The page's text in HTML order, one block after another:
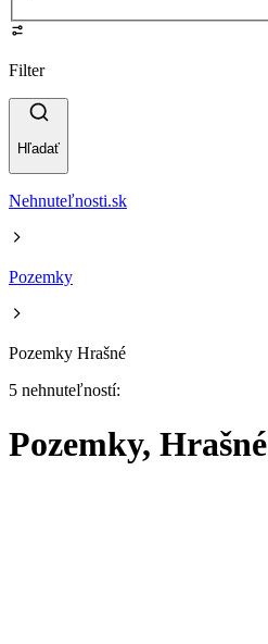
Filter
Hľadať
Nehnuteľnosti.sk
Pozemky
Pozemky Hrašné
5 nehnuteľností:
Pozemky, Hrašné